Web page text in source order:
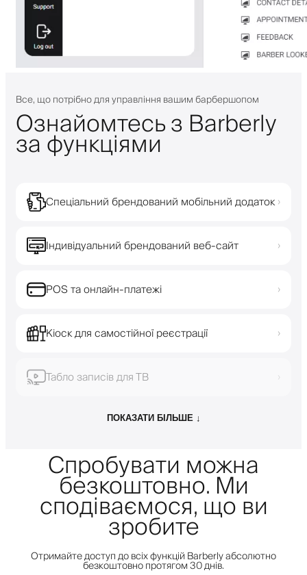
Все, що потрібно для управління вашим барбершопом
Ознайомтесь з Barberly
за функціями
Спеціальний брендований мобільний додаток ›
Індивідуальний брендований веб-сайт ›
POS та онлайн-платежі ›
Кіоск для самостійної реєстрації ›
Табло записів для ТВ ›
ПОКАЗАТИ БІЛЬШЕ ↓
Спробувати можна
безкоштовно. Ми
сподіваємося, що ви
зробите
Отримайте доступ до всіх функцій Barberly абсолютно
безкоштовно протягом 30 днів.